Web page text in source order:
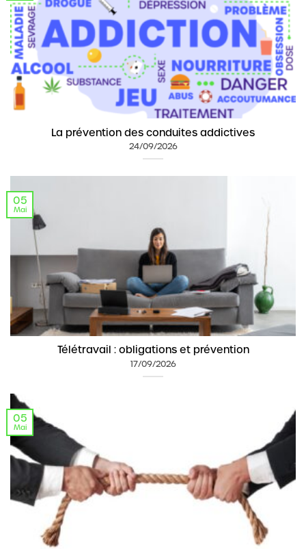
La prévention des conduites addictives
24/09/2026
Télétravail : obligations et prévention
17/09/2026
05
Mai
05
Mai